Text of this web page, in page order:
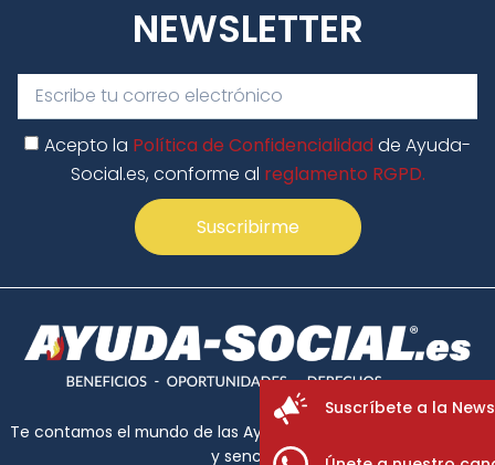
NEWSLETTER
Acepto la Política de Confidencialidad de Ayuda-
Social.es, conforme al reglamento RGPD.
Suscribirme
Te contamos el mundo de las Ayudas Sociales de forma clara
y sencilla.
Suscríbete a la